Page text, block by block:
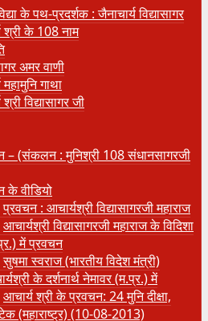
के पथ-प्रदर्शक : जैनाचार्य विद्यासागर
श्री के 108 नाम
अमर वाणी
गाथा
विद्यासागर जी
– (संकलन : मुनिश्री 108 संधानसागरजी
के वीडियो
प्रवचन : आचार्यश्री ‍विद्यासागरजी महाराज
आचार्यश्री विद्यासागरजी महाराज के विदिशा
में प्रवचन
सुषमा स्वराज (भारतीय विदेश मंत्री)
के दर्शनार्थ नेमावर (म.प्र.) में
आचार्य श्री के प्रवचन: 24 मुनि दीक्षा,
(महाराष्ट्र) (10-08-2013)